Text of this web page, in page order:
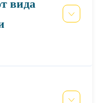
вида